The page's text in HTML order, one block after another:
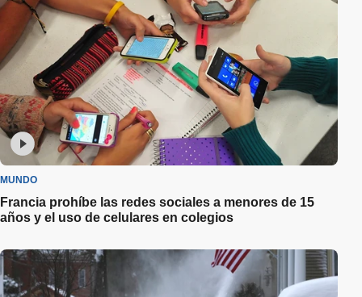
MUNDO
Francia prohíbe las redes sociales a menores de 15
años y el uso de celulares en colegios